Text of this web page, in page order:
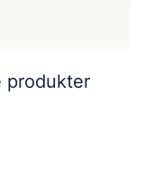
produkter